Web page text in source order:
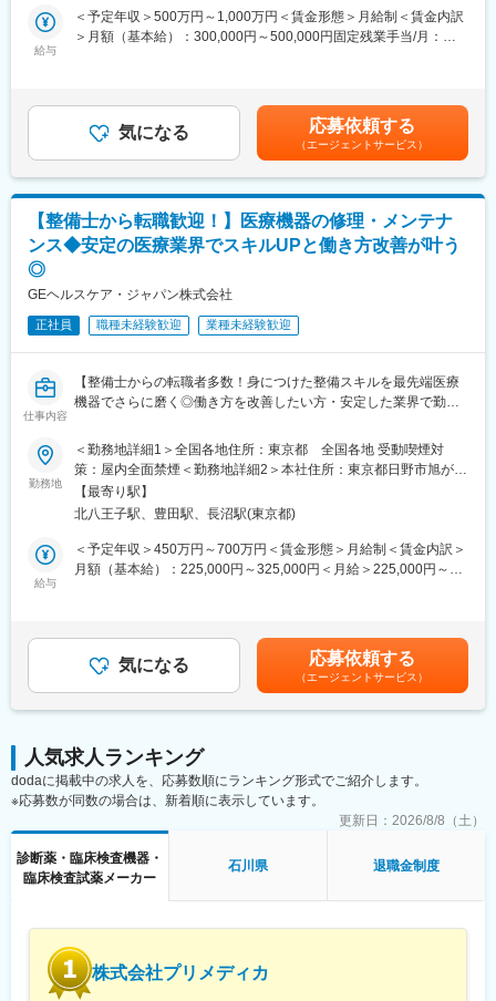
ることができます。エンジニアのキャリアパスは無限であり、社
内公募制度によりサービスマネージャーとして現場のマネジメン
が更に高まりニーズが増加する中での増員採用となります。社会
貢献、顧客への価値向上意識が高く、自身の専門性を高めたい方
・当社検査機器の新規据付
・ユーザー（臨床検査技師）に対する機器の操作説明
※保守点検は契約締結や請求業務はありますが、契約目標などの予
算はありません。
※緊急時の一次対応はコールセンターが対応です。二次対応として
医療機関や検査センターで使用される臨床検査機器になります。
査の質や生産性向上に貢献することができます。実際に本ポジシ
ョンからの声で製品改良に繋がった事例が複数あり、オープンな
■働き方：
・月平均残業時間は20時間程度
・機器の新規設置は夕方～夜にかけて行うケースが月に数回あり
します。夜間/休日の対応は週単位でチームで当番制で行ってお
り、特定の人員が多くならないようにしています。また、当番や
入社後6か月間は東京本社での研修を予定しております。（遠方の
方は住居を手配します。）取り扱い製品数は多いですが、支店配
属後も先輩社員との同行を通して業務習得していただくため、業
す。
変更の範囲：会社の定める業務
給与
＜予定年収＞500万円～1,000万円＜賃金形態＞月給制＜賃金内訳
＞月額（基本給）：300,000円～500,000円固定残業手当/月：
でのご経験に応じ、決定します。賃金はあくまでも目安の金額で
あり、選考を通じて上下する可能性があります。月給(月額)は固定
手当を含めた表記です。
気になる 応募依頼する
（エージェントサービス）
【整備士から転職歓迎！】医療機器の修理・メンテナ
ンス◆安定の医療業界でスキルUPと働き方改善が叶う
◎
GEヘルスケア・ジャパン株式会社
正社員 職種未経験歓迎 業種未経験歓迎
仕事内容
【整備士からの転職者多数！身につけた整備スキルを最先端医療
機器でさらに磨く◎働き方を改善したい方・安定した業界で勤務
ー】
■業務内容：
医療画像診断装置（CT,MRI）、超音波診断装置や麻酔器、生体モ
ニターを展開する同社のサービスステーションの一員として、下
記のような業務をお任せします。
・医療装置の保守 修理、点検等メンテナンス
に着けることで自然と対応が可能になりますのでご安心くださ
い。
スキルを備えたあとは土日や夜間（当番制）に呼び出し（月2, 3回
程度）はありますが、一次対応はコールセンターが行い、現場で
の対応が必要な場合のみ、出勤します。
また呼び出し手当、待機手当、時間外出勤手当などはしっかり完
こちらはスキルを備えられたことが確認できたのちに入ることに
なりますので、新人の内から対応を求められることはありませ
不明な点は本部アプリケーションエンジニアなどがいるため、最
初は専門的な知識はそこまで持っていなくても大丈夫です。
勤務地
＜勤務地詳細1＞全国各地住所：東京都 全国各地 受動喫煙対
策：屋内全面禁煙＜勤務地詳細2＞本社住所：東京都日野市旭が丘
4-7-127 勤務地最寄駅：JR中央線／豊田駅受動喫煙対策：屋内全
面禁煙変更の範囲：会社の定める事業所（リモートワーク含む）
【最寄り駅】
北八王子駅、豊田駅、長沼駅(東京都)
給与
＜予定年収＞450万円～700万円＜賃金形態＞月給制＜賃金内訳＞
月額（基本給）：225,000円～325,000円＜月給＞225,000円～
までも目安の金額であり、選考を通じて上下する可能性がありま
す。賃金はあくまでも目安の金額であり、選考を通じて上下する
可能性があります。月給(月額)は固定手当を含めた表記です。
気になる 応募依頼する
（エージェントサービス）
人気求人ランキング
dodaに掲載中の求人を、応募数順にランキング形式でご紹介します。
※応募数が同数の場合は、新着順に表示しています。
更新日： 2026/8/8（土）
診断薬・臨床検査機器・
臨床検査試薬メーカー
石川県 退職金制度
株式会社プリメディカ